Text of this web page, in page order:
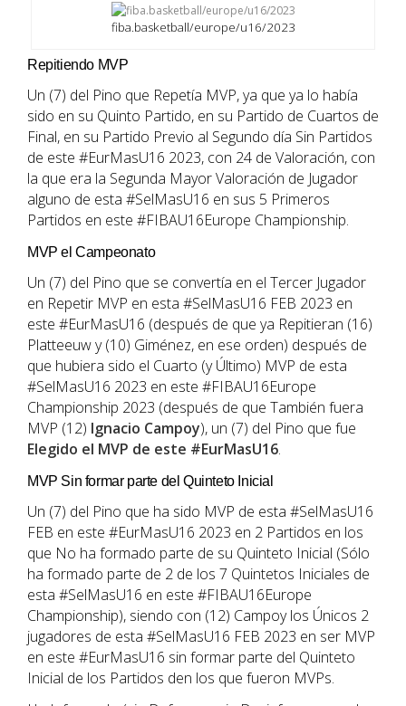
fiba.basketball/europe/u16/2023
Repitiendo MVP
Un (7) del Pino que Repetía MVP, ya que ya lo había
sido en su Quinto Partido, en su Partido de Cuartos de
Final, en su Partido Previo al Segundo día Sin Partidos
de este #EurMasU16 2023, con 24 de Valoración, con
la que era la Segunda Mayor Valoración de Jugador
alguno de esta #SelMasU16 en sus 5 Primeros
Partidos en este #FIBAU16Europe Championship.
MVP el Campeonato
Un (7) del Pino que se convertía en el Tercer Jugador
en Repetir MVP en esta #SelMasU16 FEB 2023 en
este #EurMasU16 (después de que ya Repitieran (16)
Platteeuw y (10) Giménez, en ese orden) después de
que hubiera sido el Cuarto (y Último) MVP de esta
#SelMasU16 2023 en este #FIBAU16Europe
Championship 2023 (después de que También fuera
MVP (12) Ignacio Campoy), un (7) del Pino que fue
Elegido el MVP de este #EurMasU16.
MVP Sin formar parte del Quinteto Inicial
Un (7) del Pino que ha sido MVP de esta #SelMasU16
FEB en este #EurMasU16 2023 en 2 Partidos en los
que No ha formado parte de su Quinteto Inicial (Sólo
ha formado parte de 2 de los 7 Quintetos Iniciales de
esta #SelMasU16 en este #FIBAU16Europe
Championship), siendo con (12) Campoy los Únicos 2
jugadores de esta #SelMasU16 FEB 2023 en ser MVP
en este #EurMasU16 sin formar parte del Quinteto
Inicial de los Partidos den los que fueron MVPs.